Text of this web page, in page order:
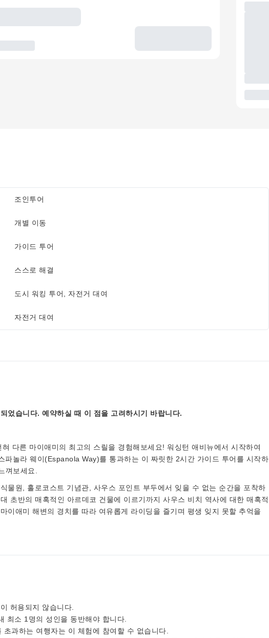
조인투어
개별 이동
가이드 투어
스스로 해결
도시 워킹 투어, 자전거 대여
자전거 대여
었습니다. 예약하실 때 이 점을 고려하시기 바랍니다.
다른 마이애미의 최고의 스릴을 경험해보세요! 워싱턴 애비뉴에서 시작하여
파놀라 웨이(Espanola Way)를 통과하는 이 짜릿한 2시간 가이드 투어를 시작하
껴보세요.
물원, 홀로코스트 기념관, 사우스 포인트 부두에서 잊을 수 없는 순간을 포착하
초반의 매혹적인 아르데코 건물에 이르기까지 사우스 비치 역사에 대한 매혹적
이애미 해변의 경치를 따라 여유롭게 라이딩을 즐기며 평생 잊지 못할 추억을
허용되지 않습니다.
최소 1명의 성인을 동반해야 합니다.
과하는 여행자는 이 체험에 참여할 수 없습니다.